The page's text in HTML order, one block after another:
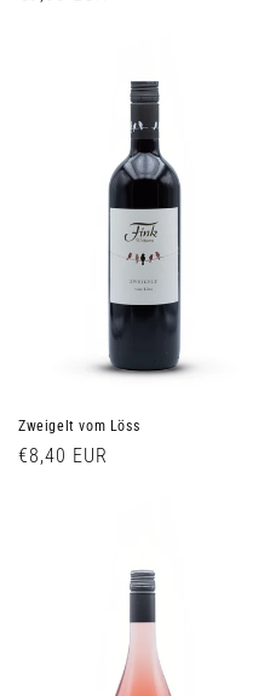
Zweigelt vom Löss
Normaler
€8,40 EUR